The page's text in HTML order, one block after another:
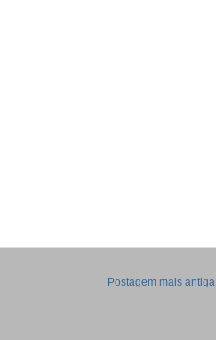
Postagem mais antiga